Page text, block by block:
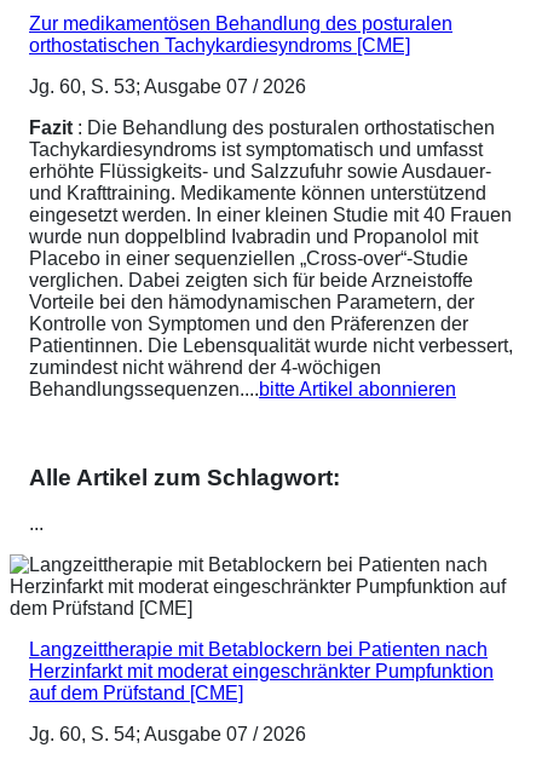
Zur medikamentösen Behandlung des posturalen
orthostatischen Tachykardiesyndroms [CME]
Jg. 60, S. 53; Ausgabe 07 / 2026
Fazit : Die Behandlung des posturalen orthostatischen
Tachykardiesyndroms ist symptomatisch und umfasst
erhöhte Flüssigkeits- und Salzzufuhr sowie Ausdauer-
und Krafttraining. Medikamente können unterstützend
eingesetzt werden. In einer kleinen Studie mit 40 Frauen
wurde nun doppelblind Ivabradin und Propanolol mit
Placebo in einer sequenziellen „Cross-over“-Studie
verglichen. Dabei zeigten sich für beide Arzneistoffe
Vorteile bei den hämodynamischen Parametern, der
Kontrolle von Symptomen und den Präferenzen der
Patientinnen. Die Lebensqualität wurde nicht verbessert,
zumindest nicht während der 4-wöchigen
Behandlungssequenzen....bitte Artikel abonnieren
Alle Artikel zum Schlagwort:
...
Langzeittherapie mit Betablockern bei Patienten nach
Herzinfarkt mit moderat eingeschränkter Pumpfunktion
auf dem Prüfstand [CME]
Jg. 60, S. 54; Ausgabe 07 / 2026